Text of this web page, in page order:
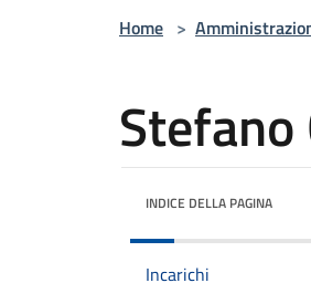
Home >
INDICE DELLA PAGINA
Incarichi